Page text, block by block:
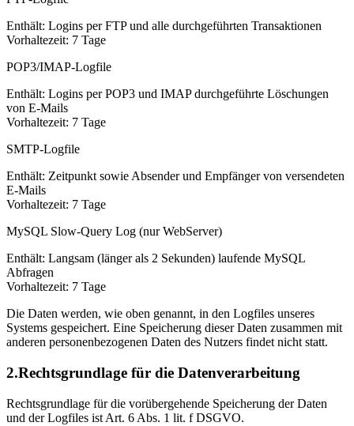
Enthält: Logins per FTP und alle durchgeführten Transaktionen
Vorhaltezeit: 7 Tage
POP3/IMAP-Logfile
Enthält: Logins per POP3 und IMAP durchgeführte Löschungen
von E-Mails
Vorhaltezeit: 7 Tage
SMTP-Logfile
Enthält: Zeitpunkt sowie Absender und Empfänger von versendeten
E-Mails
Vorhaltezeit: 7 Tage
MySQL Slow-Query Log (nur WebServer)
Enthält: Langsam (länger als 2 Sekunden) laufende MySQL
Abfragen
Vorhaltezeit: 7 Tage
Die Daten werden, wie oben genannt, in den Logfiles unseres
Systems gespeichert. Eine Speicherung dieser Daten zusammen mit
anderen personenbezogenen Daten des Nutzers findet nicht statt.
2.Rechtsgrundlage für die Datenverarbeitung
Rechtsgrundlage für die vorübergehende Speicherung der Daten
und der Logfiles ist Art. 6 Abs. 1 lit. f DSGVO.